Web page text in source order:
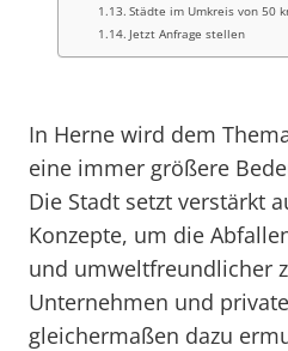
Städte im Umkreis von 50
Jetzt Anfrage stellen
In Herne wird dem
eine immer größere
Die Stadt setzt verstärkt
Konzepte, um die
und umweltfreundlicher
Unternehmen und
gleichermaßen dazu